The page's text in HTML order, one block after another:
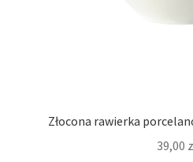
Złocona rawierka
39,00